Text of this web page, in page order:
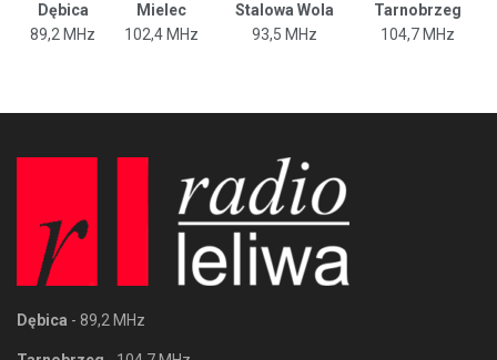
Dębica Mielec Stalowa Wola
Tarnobrzeg
89,2 MHz
102,4 MHz 93,5 MHz 104,7 MHz
Dębica - 89,2 MHz